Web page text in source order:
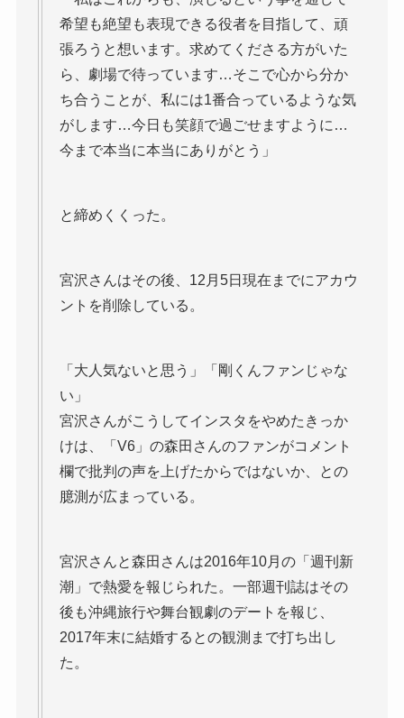
希望も絶望も表現できる役者を目指して、頑
張ろうと想います。求めてくださる方がいた
ら、劇場で待っています…そこで心から分か
ち合うことが、私には1番合っているような気
がします…今日も笑顔で過ごせますように…
今まで本当に本当にありがとう」
と締めくくった。
宮沢さんはその後、12月5日現在までにアカウ
ントを削除している。
「大人気ないと思う」「剛くんファンじゃな
い」
宮沢さんがこうしてインスタをやめたきっか
けは、「V6」の森田さんのファンがコメント
欄で批判の声を上げたからではないか、との
臆測が広まっている。
宮沢さんと森田さんは2016年10月の「週刊新
潮」で熱愛を報じられた。一部週刊誌はその
後も沖縄旅行や舞台観劇のデートを報じ、
2017年末に結婚するとの観測まで打ち出し
た。